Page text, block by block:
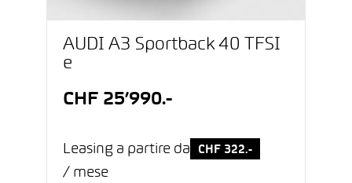
AUDI A3 Sportback 40 TFSI
e
CHF 25’990.-
Leasing a partire da CHF 322.-
/ mese